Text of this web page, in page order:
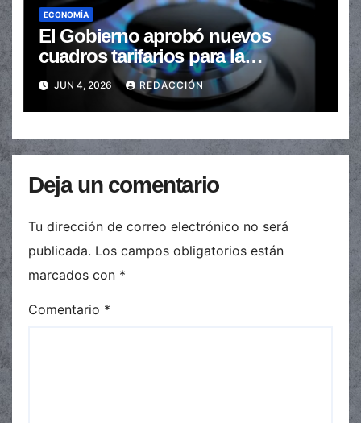
ECONOMÍA
El Gobierno aprobó nuevos
cuadros tarifarios para la
distribución de gas en todo el
país
JUN 4, 2026 REDACCIÓN
Deja un comentario
Tu dirección de correo electrónico no será
publicada. Los campos obligatorios están
marcados con *
Comentario *